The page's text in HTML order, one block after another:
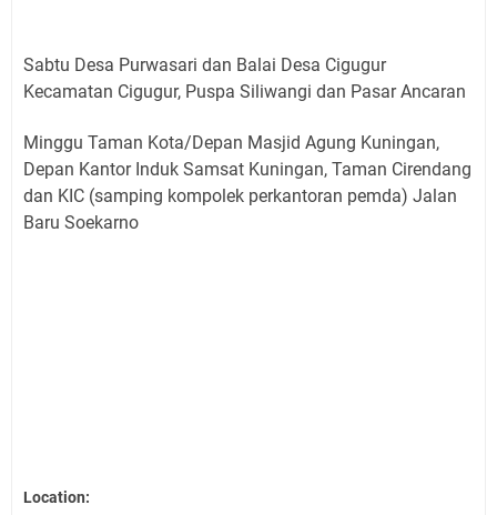
Sabtu Desa Purwasari dan Balai Desa Cigugur
Kecamatan Cigugur, Puspa Siliwangi dan Pasar Ancaran
Minggu Taman Kota/Depan Masjid Agung Kuningan,
Depan Kantor Induk Samsat Kuningan, Taman Cirendang
dan KIC (samping kompolek perkantoran pemda) Jalan
Baru Soekarno
Location: